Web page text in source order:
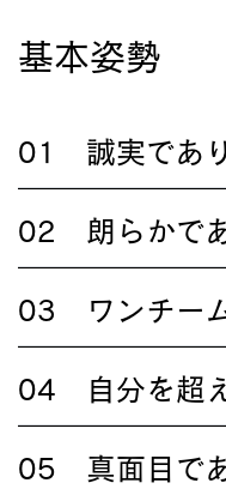
基本姿勢
01 誠実であり
02 朗らかであ
03 ワンチーム
04 自分を超え
05 真面目であ